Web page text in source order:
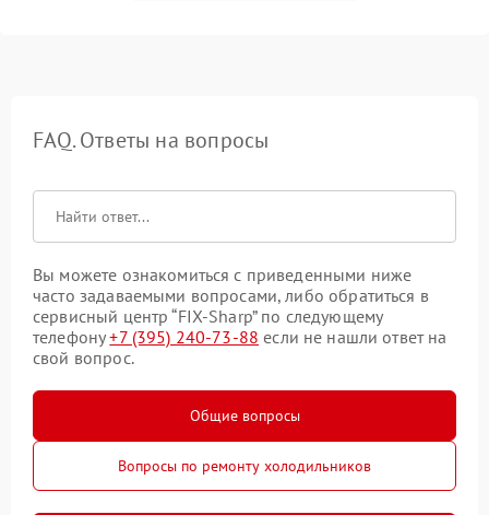
FAQ. Ответы на вопросы
Вы можете ознакомиться с приведенными ниже
часто задаваемыми вопросами, либо обратиться в
сервисный центр “FIX-Sharp” по следующему
телефону+7 (395) 240-73-88 если не нашли ответ на
свой вопрос.
Общие вопросы
Вопросы по ремонту холодильников